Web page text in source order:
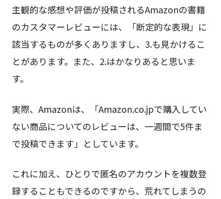
主観的な感想や評価が投稿されるAmazonの書籍
のカスタマーレビューには、「断定的な表現」に
該当するものが多くありますし、3.も見かけるこ
とがあります。また、2.はかなりあると思いま
す。
実際、Amazonは、「Amazon.co.jpで購入してい
ない商品についてのレビューは、一週間で5件ま
で投稿できます」としています。
これに加え、ひとりで匿名のアカウントを複数登
録することもできるのですから、荒れてしまうの